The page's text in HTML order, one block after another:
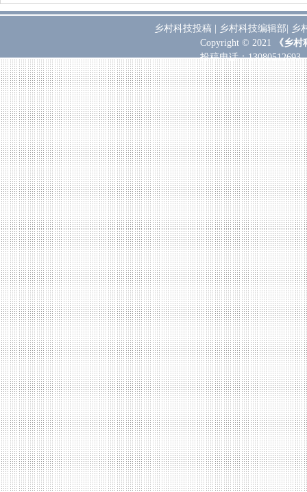
乡村科技投稿 乡村科技编辑部
乡
Copyright © 2021
《乡
投稿电话：13080512693